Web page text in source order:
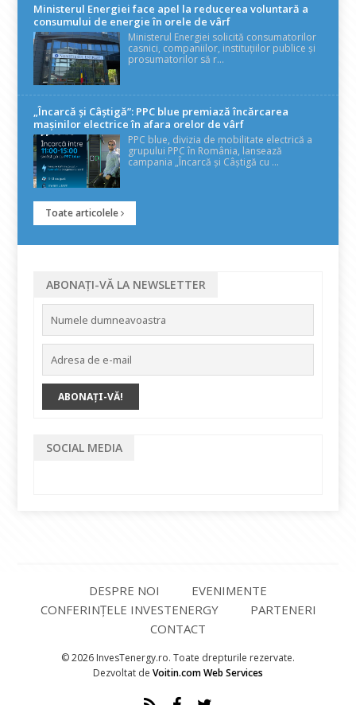
Ministerul Energiei face apel la reducerea voluntară a
consumului de energie în orele de vârf
Ministerul Energiei solicită consumatorilor
casnici, companiilor, instituțiilor publice și
prosumatorilor să r...
„Încarcă și Câștigă”: PPC blue premiază încărcarea
mașinilor electrice în afara orelor de vârf
PPC blue, divizia de mobilitate electrică a
grupului PPC în România, lansează
campania „Încarcă și Câștigă cu ...
Toate articolele
ABONAȚI-VĂ LA NEWSLETTER
SOCIAL MEDIA
DESPRE NOI
EVENIMENTE
CONFERINȚELE INVESTENERGY
PARTENERI
CONTACT
© 2026 InvesTenergy.ro. Toate drepturile rezervate.
Dezvoltat de Voitin.com Web Services